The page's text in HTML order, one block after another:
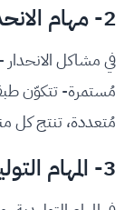
2- مهام الانحدار:
في مشاكل
مُستمرة- تتكوّن
مُتعددة، تنتج كل
3- المهام التوليديّة: